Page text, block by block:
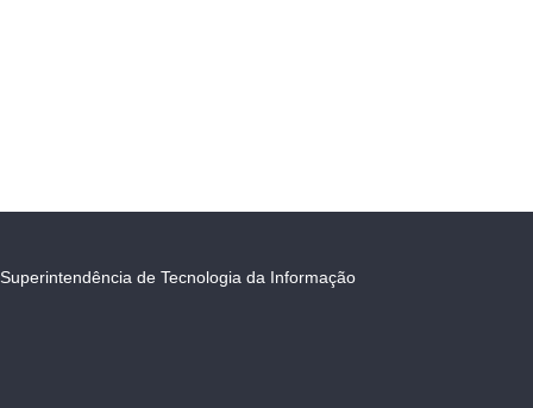
Superintendência de Tecnologia da Informação